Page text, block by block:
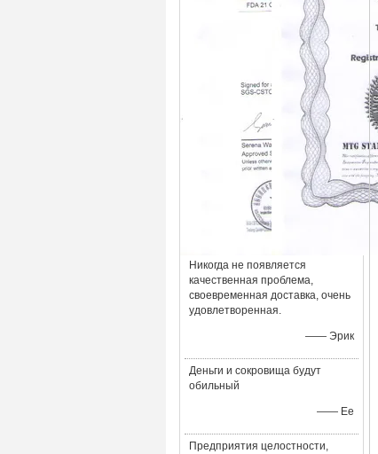
Никогда не появляется
качественная проблема,
своевременная доставка, очень
удовлетворенная.
—— Эрик
Деньги и сокровища будут
обильный
—— Ее
Предприятия целостности,